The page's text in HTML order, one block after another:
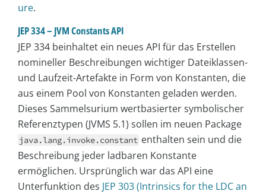
ure.
JEP 334 – JVM Constants API
JEP 334 beinhaltet ein neues API für das Erstellen
nomineller Beschreibungen wichtiger Dateiklassen-
und Laufzeit-Artefakte in Form von Konstanten, die
aus einem Pool von Konstanten geladen werden.
Dieses Sammelsurium wertbasierter symbolischer
Referenztypen (JVMS 5.1) sollen im neuen Package
java.lang.invoke.constant enthalten sein und die
Beschreibung jeder ladbaren Konstante
ermöglichen. Ursprünglich war das API eine
Unterfunktion des JEP 303 (Intrinsics for the LDC an